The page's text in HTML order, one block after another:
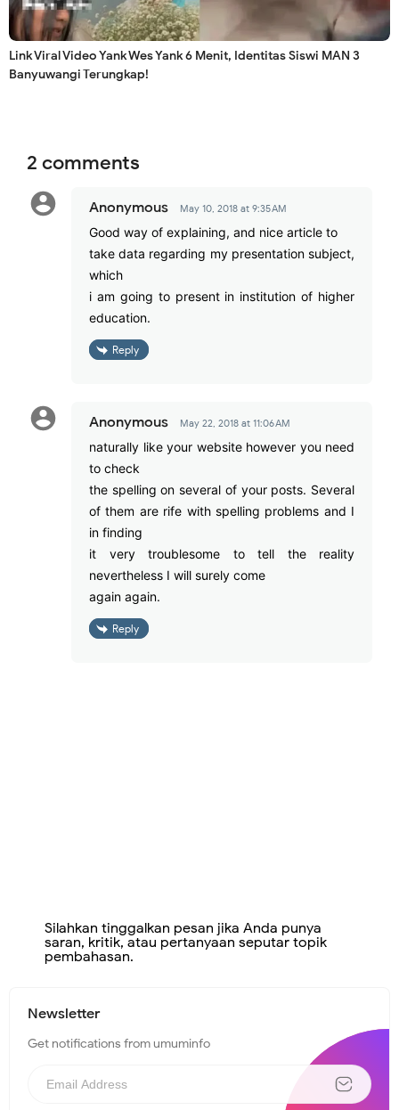
Link Viral Video Yank Wes Yank 6 Menit, Identitas Siswi MAN 3
Banyuwangi Terungkap!
2 comments
Anonymous May 10, 2018 at 9:35 AM
Good way of explaining, and nice article to
take data regarding my presentation subject,
which
i am going to present in institution of higher
education.
Reply
Anonymous May 22, 2018 at 11:06 AM
naturally like your website however you need
to check
the spelling on several of your posts. Several
of them are rife with spelling problems and I
in finding
it very troublesome to tell the reality
nevertheless I will surely come
again again.
Reply
Silahkan tinggalkan pesan jika Anda punya
saran, kritik, atau pertanyaan seputar topik
pembahasan.
Newsletter
Get notifications from umuminfo